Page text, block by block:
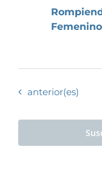
Eventos
anterior(es)